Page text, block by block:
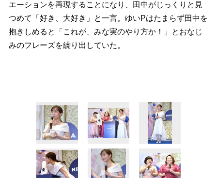
エーションを再現することになり、田中がじっくりと見
つめて「好き、大好き」と一言。ゆいPはたまらず田中を
抱きしめると「これが、みな実のやり方か！」とおなじ
みのフレーズを繰り出していた。